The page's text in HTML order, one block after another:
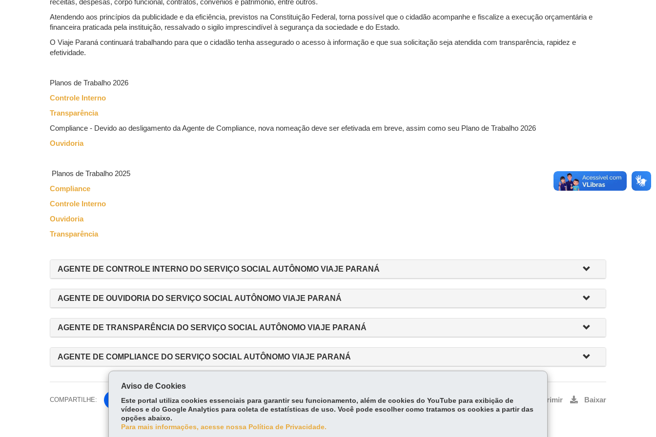
receitas, despesas, corpo funcional, contratos, convênios e patrimônio, entre outros.
Atendendo aos princípios da publicidade e da eficiência, previstos na Constituição Federal, torna possível que o cidadão acompanhe e fiscalize a execução orçamentária e
financeira praticada pela instituição, ressalvado o sigilo imprescindível à segurança da sociedade e do Estado.
O Viaje Paraná continuará trabalhando para que o cidadão tenha assegurado o acesso à informação e que sua solicitação seja atendida com transparência, rapidez e
efetividade.
Planos de Trabalho 2026
Controle Interno
Transparência
Compliance - Devido ao desligamento da Agente de Compliance, nova nomeação deve ser efetivada em breve, assim como seu Plano de Trabalho 2026
Ouvidoria
Planos de Trabalho 2025
Compliance
Controle Interno
Ouvidoria
Transparência
AGENTE DE CONTROLE INTERNO DO SERVIÇO SOCIAL AUTÔNOMO VIAJE PARANÁ
AGENTE DE OUVIDORIA DO SERVIÇO SOCIAL AUTÔNOMO VIAJE PARANÁ
AGENTE DE TRANSPARÊNCIA DO SERVIÇO SOCIAL AUTÔNOMO VIAJE PARANÁ
AGENTE DE COMPLIANCE DO SERVIÇO SOCIAL AUTÔNOMO VIAJE PARANÁ
COMPARTILHE:
Fa
ce
bo
Tw
itt
Voltar Início Imprimir Baixar
Aviso de Cookies
Este portal utiliza cookies essenciais para garantir seu funcionamento, além de cookies do YouTube para exibição de
vídeos e do Google Analytics para coleta de estatísticas de uso. Você pode escolher como tratamos os cookies a partir das
opções abaixo.
Para mais informações, acesse nossa Política de Privacidade.